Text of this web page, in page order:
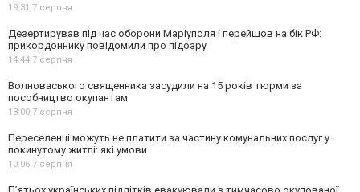
19:31,7 серпня
Дезертирував під час оборони Маріуполя і перейшов на бік РФ:
прикордоннику повідомили про підозру
14:44,7 серпня
Волноваського священника засудили на 15 років тюрми за
пособництво окупантам
13:00,7 серпня
Переселенці можуть не платити за частину комунальних послуг у
покинутому житлі: які умови
10:06,7 серпня